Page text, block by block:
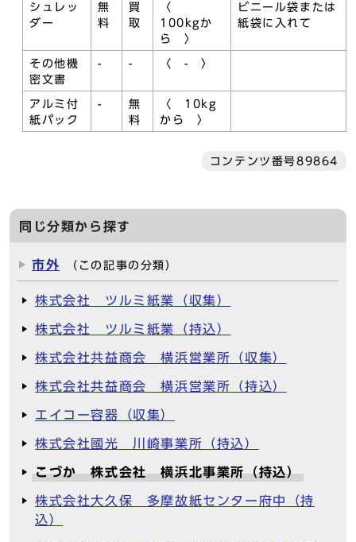
シュレッ
ダー
無
料
買
取
〈
100kgか
ら 〉
ビニール袋または
紙袋に入れて
その他機
密文書
- - 〈 - 〉
アルミ付
紙パック
-
無
料
〈 10kg
から 〉
コンテンツ番号89864
同じ分類から探す
市外 （この記事の分類）
株式会社 ツルミ紙業（収集）
株式会社 ツルミ紙業（持込）
株式会社共益商会 横浜営業所（収集）
株式会社共益商会 横浜営業所（持込）
エイコー容器（収集）
株式会社國光 川崎事業所（持込）
こづか 株式会社 横浜北事業所（持込）
株式会社大久保 多摩故紙センター府中（持
込）